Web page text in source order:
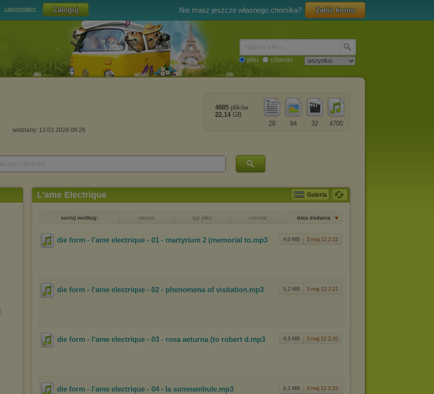
zapomniałem Nie masz jeszcze własnego chomika? Załóż konto
pliki chomiki
widziany: 13.03.2026 09:26
4700
32
94
28
4885 plików
22,14 GB
L'ame Electrique Galeria
sortuj według: nazwa typ pliku rozmiar data dodania
4,0 MB 3 maj 12 2:22
die form - l'ame electrique - 01 - martyrium 2 (memorial to.mp3
5,2 MB 3 maj 12 2:21
die form - l'ame electrique - 02 - phenomena of visitation.mp3
4,9 MB 3 maj 12 2:20
die form - l'ame electrique - 03 - rosa aeturna (to robert d .mp3
6,1 MB 3 maj 12 2:19
die form - l'ame electrique - 04 - la somnambule.mp3